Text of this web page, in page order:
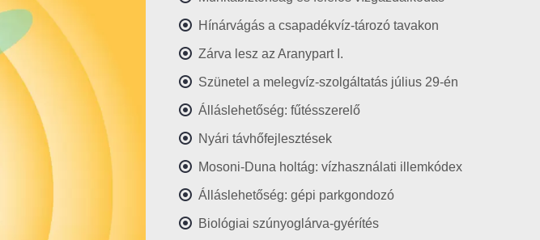
Hínárvágás a csapadékvíz-tározó tavakon
Zárva lesz az Aranypart I.
Szünetel a melegvíz-szolgáltatás július 29-én
Álláslehetőség: fűtésszerelő
Nyári távhőfejlesztések
Mosoni-Duna holtág: vízhasználati illemkódex
Álláslehetőség: gépi parkgondozó
Biológiai szúnyoglárva-gyérítés